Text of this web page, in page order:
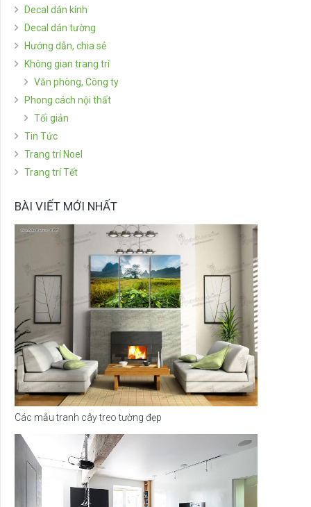
Decal dán kính
Decal dán tường
Hướng dẫn, chia sẻ
Không gian trang trí
Văn phòng, Công ty
Phong cách nội thất
Tối giản
Tin Tức
Trang trí Noel
Trang trí Tết
BÀI VIẾT MỚI NHẤT
Các mẫu tranh cây treo tường đẹp